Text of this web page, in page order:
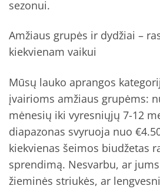
sezonui.
Amžiaus grupės ir dydžiai –
kiekvienam vaikui
Mūsų lauko aprangos
įvairioms amžiaus grupėms:
mėnesių iki vyresniųjų 7-12
diapazonas svyruoja nuo
kiekvienas šeimos biudžetas
sprendimą. Nesvarbu, ar
žieminės striukės, ar